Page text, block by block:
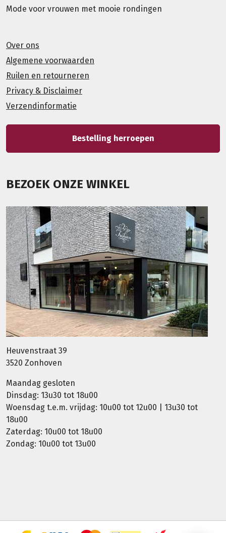
Mode voor vrouwen met mooie rondingen
Over ons
Algemene voorwaarden
Ruilen en retourneren
Privacy & Disclaimer
Verzendinformatie
Bestelling herroepen
BEZOEK ONZE WINKEL
Heuvenstraat 39
3520 Zonhoven
Maandag gesloten
Dinsdag: 13u30 tot 18u00
Woensdag t.e.m. vrijdag: 10u00 tot 12u00 | 13u30 tot
18u00
Zaterdag: 10u00 tot 18u00
Zondag: 10u00 tot 13u00